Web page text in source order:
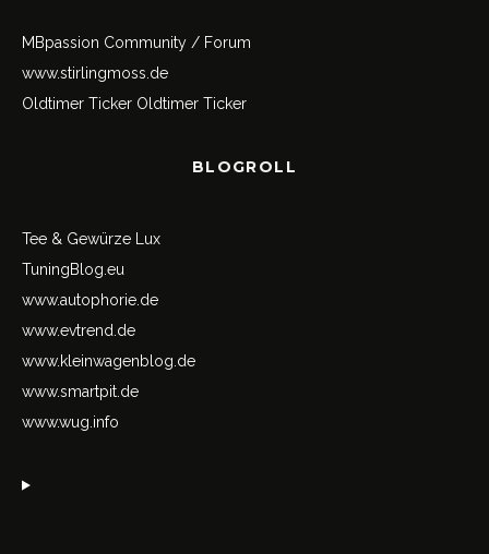
MBpassion Community / Forum
www.stirlingmoss.de
Oldtimer Ticker Oldtimer Ticker
BLOGROLL
Tee & Gewürze Lux
TuningBlog.eu
www.autophorie.de
www.evtrend.de
www.kleinwagenblog.de
www.smartpit.de
www.wug.info